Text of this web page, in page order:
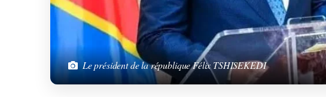
Le président de la république Félix TSHISEKEDI